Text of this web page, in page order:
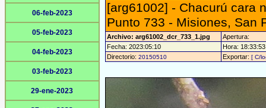
06-feb-2023
05-feb-2023
04-feb-2023
03-feb-2023
29-ene-2023
[arg61002] - Chacurú cara
Punto 733 - Misiones, San
Archivo: arg61002_dcr_733_1.jpg
Apertura:
Fecha: 2023:05:10
Hora:
Directorio: 20150510 Exportar: [ C/